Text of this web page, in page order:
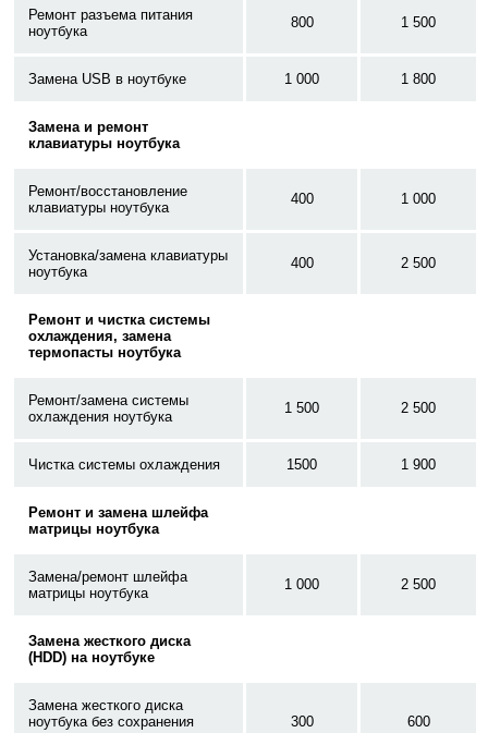
Ремонт разъема питания
ноутбука
800 1 500
Замена USB в ноутбуке 1 000 1 800
Замена и ремонт
клавиатуры ноутбука
Ремонт/восстановление
клавиатуры ноутбука
400 1 000
Установка/замена клавиатуры
ноутбука
400 2 500
Ремонт и чистка системы
охлаждения, замена
термопасты ноутбука
Ремонт/замена системы
охлаждения ноутбука
1 500 2 500
Чистка системы охлаждения 1500 1 900
Ремонт и замена шлейфа
матрицы ноутбука
Замена/ремонт шлейфа
матрицы ноутбука
1 000 2 500
Замена жесткого диска
(HDD) на ноутбуке
Замена жесткого диска
ноутбука без сохранения
300 600